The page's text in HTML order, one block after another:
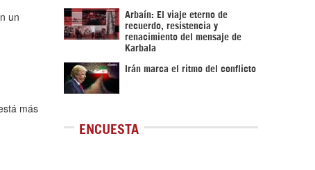
un
más
Arbaín: El viaje eterno de
recuerdo, resistencia y
renacimiento del mensaje de
Karbala
Irán marca el ritmo del conflicto
ENCUESTA